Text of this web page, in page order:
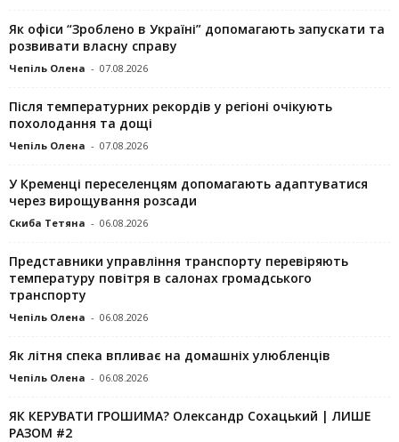
Як офіси “Зроблено в Україні” допомагають запускaти та
розвивати власну справу
Чепіль Олена - 07.08.2026
Після температурних рекордів у регіоні очікують
похолодання та дощі
Чепіль Олена - 07.08.2026
У Кременці переселенцям допомагають адаптуватися
через вирощування розсади
Скиба Тетяна - 06.08.2026
Представники управління транспорту перевіряють
температуру повітря в салонах громадського
транспорту
Чепіль Олена - 06.08.2026
Як літня спека впливає на домашніх улюбленців
Чепіль Олена - 06.08.2026
ЯК КЕРУВАТИ ГРОШИМА? Олександр Сохацький | ЛИШЕ
РАЗОМ #2